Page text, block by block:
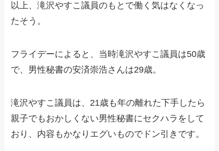
以上、滝沢やすこ議員のもとで働く気はなくなっ
たそう。
フライデーによると、当時滝沢やすこ議員は50歳
で、男性秘書の安済崇浩さんは29歳。
滝沢やすこ議員は、21歳も年の離れた下手したら
親子でもおかしくない男性秘書にセクハラをして
おり、内容もかなりエグいものでドン引きです。